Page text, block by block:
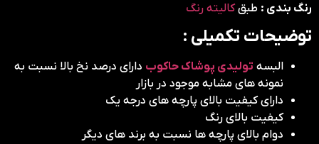
رنگ بندی : طبقکالیته رنگ
توضیحات تکمیلی :
البسه تولیدی پوشاک حاکوب دارای درصد نخ بالا نسبت به
نمونه های مشابه موجود در بازار
دارای کیفیت بالای پارچه های درجه یک
کیفیت بالای رنگ
دوام بالای پارچه ها نسبت به برند های دیگر